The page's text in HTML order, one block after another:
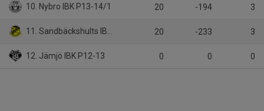
10. Nybro IBK P13-14/1 20 -194 3
11. Sandbäckshults IBK P13-14 20 -233 3
12. Jämjö IBK P12-13 0 0 0